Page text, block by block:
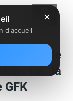
de
de la
GFK
✕
d'accueil